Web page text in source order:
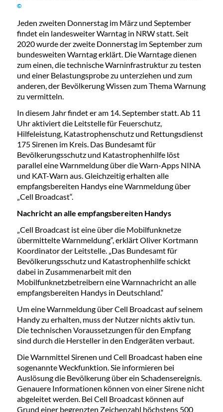
©
Jeden zweiten Donnerstag im März und September
findet ein landesweiter Warntag in NRW statt. Seit
2020 wurde der zweite Donnerstag im September zum
bundesweiten Warntag erklärt. Die Warntage dienen
zum einen, die technische Warninfrastruktur zu testen
und einer Belastungsprobe zu unterziehen und zum
anderen, der Bevölkerung Wissen zum Thema Warnung
zu vermitteln.
In diesem Jahr findet er am 14. September statt. Ab 11
Uhr aktiviert die Leitstelle für Feuerschutz,
Hilfeleistung, Katastrophenschutz und Rettungsdienst
175 Sirenen im Kreis. Das Bundesamt für
Bevölkerungsschutz und Katastrophenhilfe löst
parallel eine Warnmeldung über die Warn-Apps NINA
und KAT-Warn aus. Gleichzeitig erhalten alle
empfangsbereiten Handys eine Warnmeldung über
„Cell Broadcast“.
Nachricht an alle empfangsbereiten Handys
„Cell Broadcast ist eine über die Mobilfunknetze
übermittelte Warnmeldung“, erklärt Oliver Kortmann
Koordinator der Leitstelle. „Das Bundesamt für
Bevölkerungsschutz und Katastrophenhilfe schickt
dabei in Zusammenarbeit mit den
Mobilfunknetzbetreibern eine Warnnachricht an alle
empfangsbereiten Handys in Deutschland.“
Um eine Warnmeldung über Cell Broadcast auf seinem
Handy zu erhalten, muss der Nutzer nichts aktiv tun.
Die technischen Voraussetzungen für den Empfang
sind durch die Hersteller in den Endgeräten verbaut.
Die Warnmittel Sirenen und Cell Broadcast haben eine
sogenannte Weckfunktion. Sie informieren bei
Auslösung die Bevölkerung über ein Schadensereignis.
Genauere Informationen können von einer Sirene nicht
abgeleitet werden. Bei Cell Broadcast können auf
Grund einer begrenzten Zeichenzahl höchstens 500